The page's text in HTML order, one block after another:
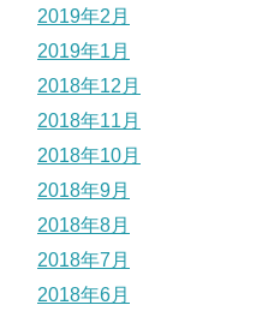
2019年2月
2019年1月
2018年12月
2018年11月
2018年10月
2018年9月
2018年8月
2018年7月
2018年6月